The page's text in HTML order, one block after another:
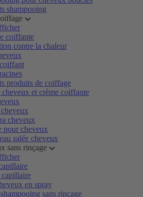
shampooing
coiffante
contre la chaleur
produits de coiffage
cheveux et crème coiffante
cheveux
pour cheveux
salée cheveux
sans rinçage
capillaire
en spray
sans rinçage